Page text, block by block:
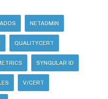
NETADMIN
QUALITYCERT
SYNGULAR ID
V/CERT